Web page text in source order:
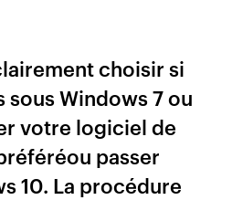
choisir si
sous Windows 7 ou
votre logiciel de
passer
10. La procédure